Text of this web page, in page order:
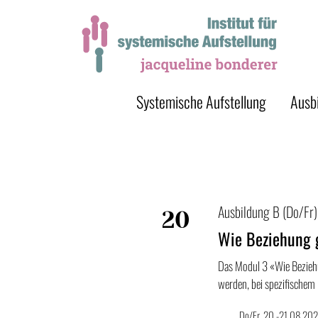
Systemische Aufstellung
20 Ausbildung B (Do/Fr)
Wie
Das Modul 3 «Wie
werden, bei